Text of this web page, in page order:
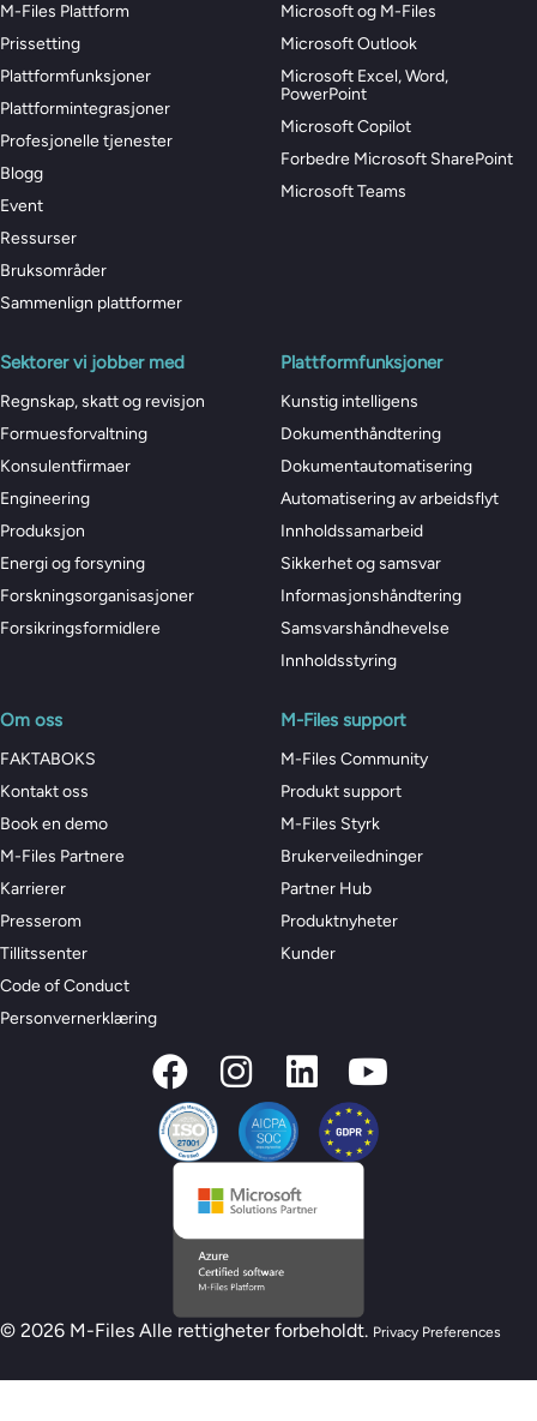
M-Files Plattform
Prissetting
Plattformfunksjoner
Plattformintegrasjoner
Profesjonelle tjenester
Blogg
Event
Ressurser
Bruksområder
Sammenlign plattformer
Microsoft og M-Files
Microsoft Outlook
Microsoft Excel, Word,
PowerPoint
Microsoft Copilot
Forbedre Microsoft SharePoint
Microsoft Teams
Sektorer vi jobber med
Regnskap, skatt og revisjon
Formuesforvaltning
Konsulentfirmaer
Engineering
Produksjon
Energi og forsyning
Forskningsorganisasjoner
Forsikringsformidlere
Plattformfunksjoner
Kunstig intelligens
Dokumenthåndtering
Dokumentautomatisering
Automatisering av arbeidsflyt
Innholdssamarbeid
Sikkerhet og samsvar
Informasjonshåndtering
Samsvarshåndhevelse
Innholdsstyring
Om oss
FAKTABOKS
Kontakt oss
Book en demo
M-Files Partnere
Karrierer
Presserom
Tillitssenter
Code of Conduct
Personvernerklæring
M-Files support
M-Files Community
Produkt support
M-Files Styrk
Brukerveiledninger
Partner Hub
Produktnyheter
Kunder
© 2026 M-Files Alle rettigheter forbeholdt. Privacy Preferences
Ny M-Files AI-beredskapsmodell – Er du klar